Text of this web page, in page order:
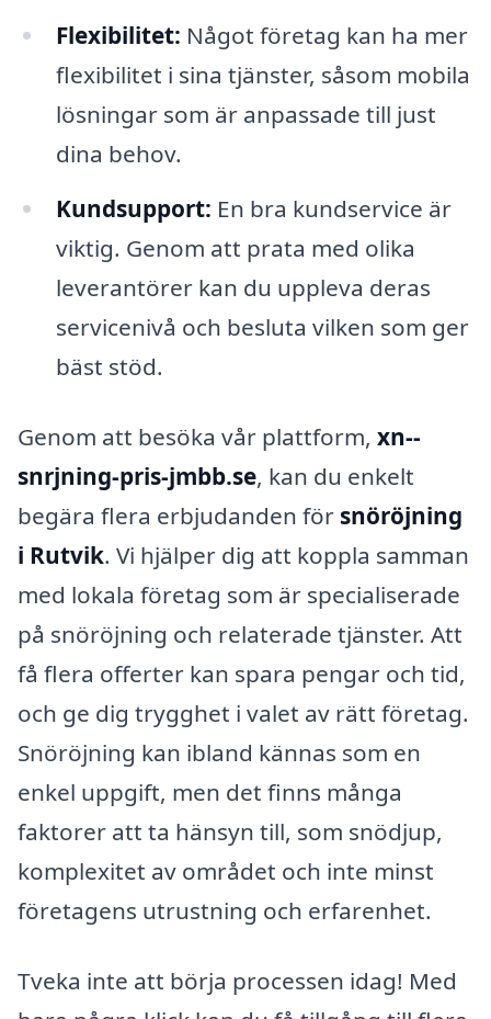
Flexibilitet: Något företag kan ha mer
flexibilitet i sina tjänster, såsom mobila
lösningar som är anpassade till just
dina behov.
Kundsupport: En bra kundservice är
viktig. Genom att prata med olika
leverantörer kan du uppleva deras
servicenivå och besluta vilken som ger
bäst stöd.
Genom att besöka vår plattform, xn--
snrjning-pris-jmbb.se, kan du enkelt
begära flera erbjudanden för snöröjning
i Rutvik. Vi hjälper dig att koppla samman
med lokala företag som är specialiserade
på snöröjning och relaterade tjänster. Att
få flera offerter kan spara pengar och tid,
och ge dig trygghet i valet av rätt företag.
Snöröjning kan ibland kännas som en
enkel uppgift, men det finns många
faktorer att ta hänsyn till, som snödjup,
komplexitet av området och inte minst
företagens utrustning och erfarenhet.
Tveka inte att börja processen idag! Med